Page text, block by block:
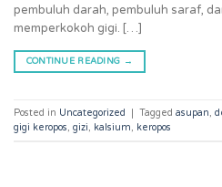
pembuluh darah, pembuluh saraf,
memperkokoh gigi. […]
CONTINUE READING →
Posted in Uncategorized | Tagged asupan,
gigi keropos, gizi, kalsium, keropos